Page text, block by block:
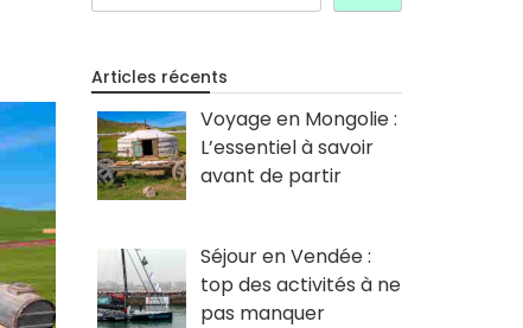
Articles récents
Voyage en Mongolie :
L’essentiel à savoir
avant de partir
Séjour en Vendée :
top des activités à ne
pas manquer